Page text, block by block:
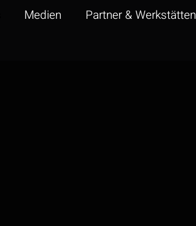
Medien Partner & Werkstätten